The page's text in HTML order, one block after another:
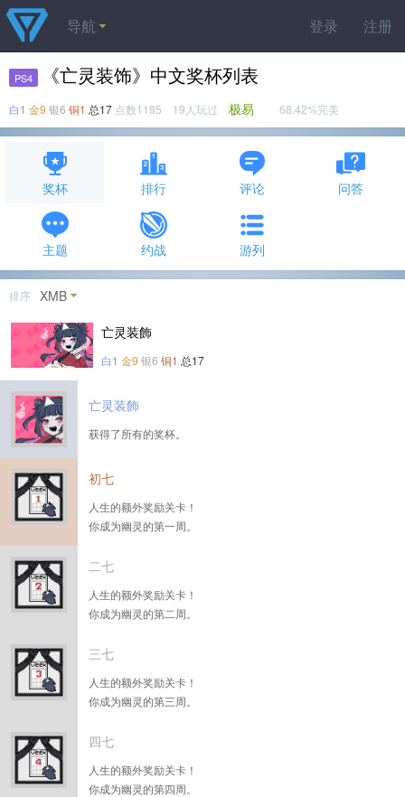
登录 注册
导航
PS4 《亡灵装饰》中文奖杯列表
白1 金9 银6 铜1 总17 点数1185 19人玩过 极易 68.42%完美
奖杯 排行 评论 问答
主题 约战 游列
排序 XMB
亡灵装飾
白1 金9 银6 铜1 总17
亡灵装飾
获得了所有的奖杯。
初七
人生的额外奖励关卡！
你成为幽灵的第一周。
二七
人生的额外奖励关卡！
你成为幽灵的第二周。
三七
人生的额外奖励关卡！
你成为幽灵的第三周。
四七
人生的额外奖励关卡！
你成为幽灵的第四周。